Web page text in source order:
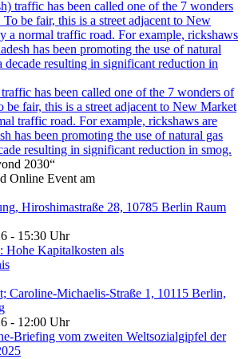
has been called one of the 7 wonders of
be fair, this is a street adjacent to New Market
traffic road. For example, rickshaws are
has been promoting the use of natural gas
resulting in significant reduction in smog.
2030“
Online Event am
Hiroshimastraße 28, 10785 Berlin Raum
- 15:30 Uhr
Hohe Kapitalkosten als
Caroline-Michaelis-Straße 1, 10115 Berlin,
- 12:00 Uhr
Briefing vom zweiten Weltsozialgipfel der